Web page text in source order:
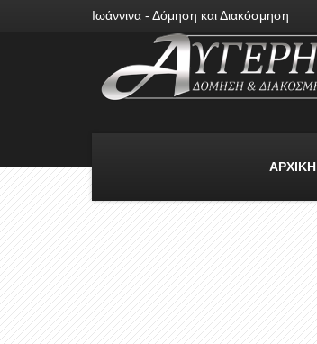
Ιωάννινα - Δόμηση και Διακόσμηση
ΑΡΧΙΚΗ